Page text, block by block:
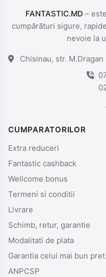
FANTASTIC.MD –
cumpărături sigure,
nevoie la
Chisinau, str. M.Dragan
CUMPARATORILOR
Extra reduceri
Fantastic cashback
Wellcome bonus
Termeni si conditii
Livrare
Schimb, retur, garantie
Modalitati de plata
Garantia celui mai bun pret
ANPCSP